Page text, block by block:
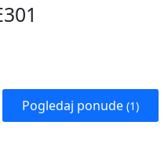
Pogledaj ponude (1)